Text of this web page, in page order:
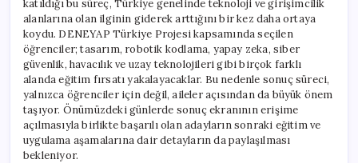
katıldığı bu süreç, Türkiye genelinde teknoloji ve girişimcilik
alanlarına olan ilginin giderek arttığını bir kez daha ortaya
koydu. DENEYAP Türkiye Projesi kapsamında seçilen
öğrenciler; tasarım, robotik kodlama, yapay zeka, siber
güvenlik, havacılık ve uzay teknolojileri gibi birçok farklı
alanda eğitim fırsatı yakalayacaklar. Bu nedenle sonuç süreci,
yalnızca öğrenciler için değil, aileler açısından da büyük önem
taşıyor. Önümüzdeki günlerde sonuç ekranının erişime
açılmasıyla birlikte başarılı olan adayların sonraki eğitim ve
uygulama aşamalarına dair detayların da paylaşılması
bekleniyor.